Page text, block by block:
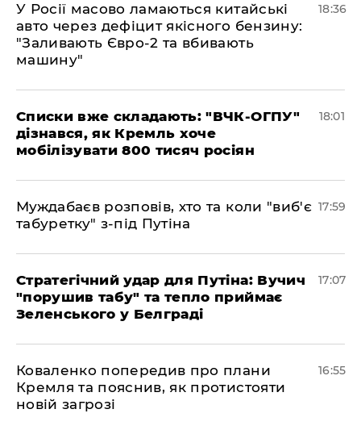
У Росії масово ламаються китайські
авто через дефіцит якісного бензину:
"Заливають Євро-2 та вбивають
машину"
18:36
Списки вже складають: "ВЧК-ОГПУ"
дізнався, як Кремль хоче
мобілізувати 800 тисяч росіян
18:01
Муждабаєв розповів, хто та коли "виб'є
табуретку" з-під Путіна
17:59
Стратегічний удар для Путіна: Вучич
"порушив табу" та тепло приймає
Зеленського у Белграді
17:07
Коваленко попередив про плани
Кремля та пояснив, як протистояти
новій загрозі
16:55